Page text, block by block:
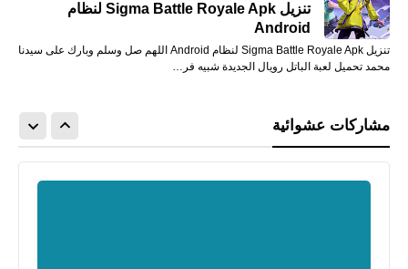
تنزيل Sigma Battle Royale Apk لنظام
Android
تنزيل Sigma Battle Royale Apk لنظام Android اللهم صل وسلم وبارك على سيدنا
محمد تحميل لعبة الباتل رويال الجديدة شبيه فر…
مشاركات عشوائية